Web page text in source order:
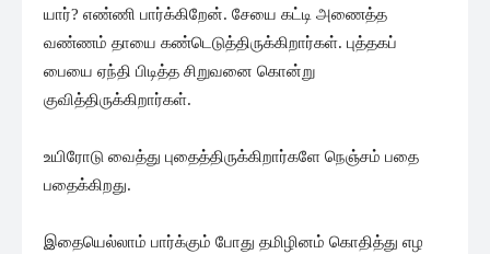
யார்? எண்ணி பார்க்கிறேன். சேயை கட்டி அணைத்த
வண்ணம் தாயை கண்டெடுத்திருக்கிறார்கள். புத்தகப்
பையை ஏந்தி பிடித்த சிறுவனை கொன்று
குவித்திருக்கிறார்கள்.
உயிரோடு வைத்து புதைத்திருக்கிறார்களே நெஞ்சம் பதை
பதைக்கிறது.
இதையெல்லாம் பார்க்கும் போது தமிழினம் கொதித்து எழ